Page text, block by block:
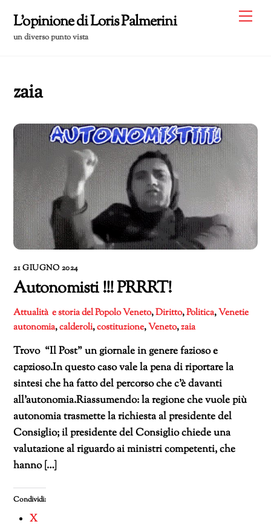
content
L'opinione di Loris Palmerini
un diverso punto vista
zaia
21 GIUGNO 2024
Autonomisti !!! PRRRT!
Attualità e storia del Popolo Veneto,Diritto,Politica,Venetie
autonomia,calderoli,costituzione,Veneto,zaia
Trovo “Il Post” un giornale in genere fazioso e
capzioso.In questo caso vale la pena di riportare la
sintesi che ha fatto del percorso che c’è davanti
all’autonomia.Riassumendo: la regione che vuole più
autonomia trasmette la richiesta al presidente del
Consiglio; il presidente del Consiglio chiede una
valutazione al riguardo ai ministri competenti, che
hanno […]
Condividi:
X